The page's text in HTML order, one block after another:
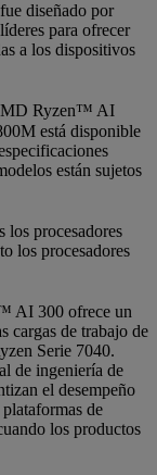
diseñado por
para ofrecer
a los dispositivos
Ryzen™ AI
está disponible
están sujetos
procesadores
los procesadores
AI 300 ofrece un
cargas de trabajo de
Serie 7040.
de ingeniería de
el desempeño
de
los productos